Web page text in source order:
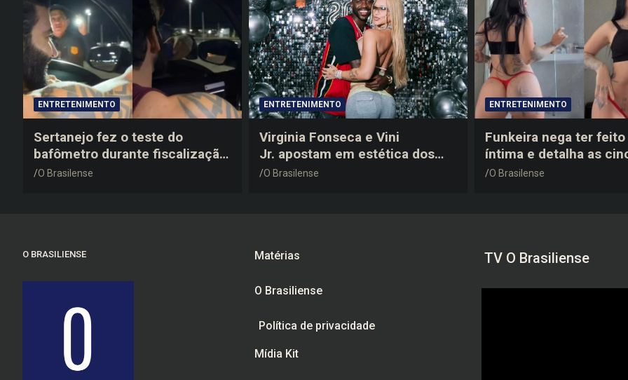
ENTRETENIMENTO
Sertanejo fez o teste do
bafômetro durante fiscalização
na estrada, deu resultado
O Brasilense
ENTRETENIMENTO
Virginia Fonseca e Vini
Jr. apostam em estética dos
anos 2000 em festa de
O Brasilense
ENTRETENIMENTO
Funkeira nega ter
íntima e detalha as
plásticas que realizou
O Brasilense
O BRASILIENSE Matérias
O Brasiliense
Política de privacidade
Mídia Kit
TV O Brasiliense